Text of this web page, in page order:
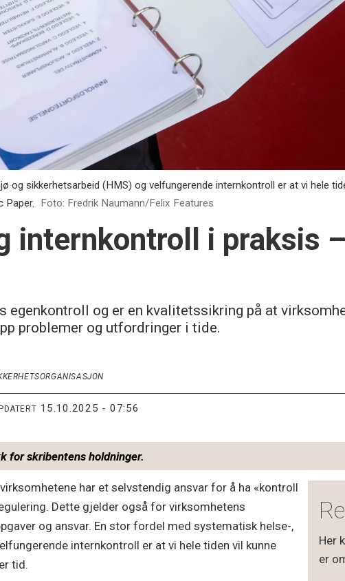
og sikkerhetsarbeid (HMS) og velfungerende internkontroll er at vi hele
Paper.
Foto: Fredrik Naumann/Felix Features
internkontroll i praksis
egenkontroll og er en kvalitetssikring på at
problemer og utfordringer i tide.
15.10.2025 - 07:56
for skribentens holdninger.
Her
er
har et selvstendig ansvar for å ha «kontroll
Dette gjelder også for virksomhetens
og ansvar. En stor fordel med systematisk helse-,
internkontroll er at vi hele tiden vil kunne
tid.